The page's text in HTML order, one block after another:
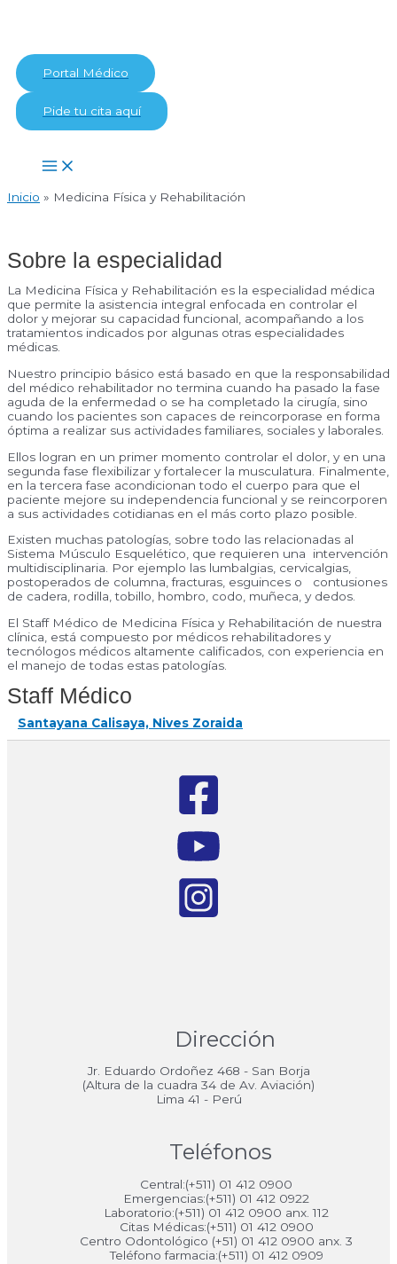
Portal Médico
Pide tu cita aquí
Main
Menu
Inicio
Medicina Física y Rehabilitación
Sobre la especialidad
La Medicina Física y Rehabilitación es la especialidad médica
que permite la asistencia integral enfocada en controlar el
dolor y mejorar su capacidad funcional, acompañando a los
tratamientos indicados por algunas otras especialidades
médicas.
Nuestro principio básico está basado en que la responsabilidad
del médico rehabilitador no termina cuando ha pasado la fase
aguda de la enfermedad o se ha completado la cirugía, sino
cuando los pacientes son capaces de reincorporase en forma
óptima a realizar sus actividades familiares, sociales y laborales.
Ellos logran en un primer momento controlar el dolor, y en una
segunda fase flexibilizar y fortalecer la musculatura. Finalmente,
en la tercera fase acondicionan todo el cuerpo para que el
paciente mejore su independencia funcional y se reincorporen
a sus actividades cotidianas en el más corto plazo posible.
Existen muchas patologías, sobre todo las relacionadas al
Sistema Músculo Esquelético, que requieren una intervención
multidisciplinaria. Por ejemplo las lumbalgias, cervicalgias,
postoperados de columna, fracturas, esguinces o contusiones
de cadera, rodilla, tobillo, hombro, codo, muñeca, y dedos.
El Staff Médico de Medicina Física y Rehabilitación de nuestra
clínica, está compuesto por médicos rehabilitadores y
tecnólogos médicos altamente calificados, con experiencia en
el manejo de todas estas patologías.
Staff Médico
Santayana Calisaya, Nives Zoraida
Dirección
Jr. Eduardo Ordoñez 468 - San Borja
(Altura de la cuadra 34 de Av. Aviación)
Lima 41 - Perú
Teléfonos
Central:(+511) 01 412 0900
Emergencias:(+511) 01 412 0922
Laboratorio:(+511) 01 412 0900 anx. 112
Citas Médicas:(+511) 01 412 0900
Centro Odontológico (+51) 01 412 0900 anx. 3
Teléfono farmacia:(+511) 01 412 0909